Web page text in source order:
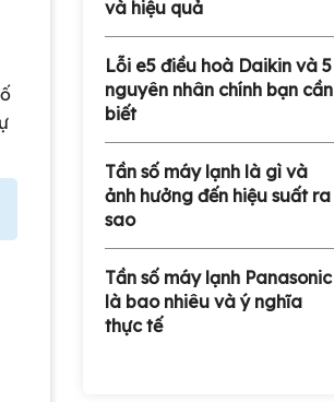
và hiệu quả
Lỗi e5 điều hoà Daikin và 5
nguyên nhân chính bạn cần
biết
Tần số máy lạnh là gì và
ảnh hưởng đến hiệu suất ra
sao
Tần số máy lạnh Panasonic
là bao nhiêu và ý nghĩa
thực tế